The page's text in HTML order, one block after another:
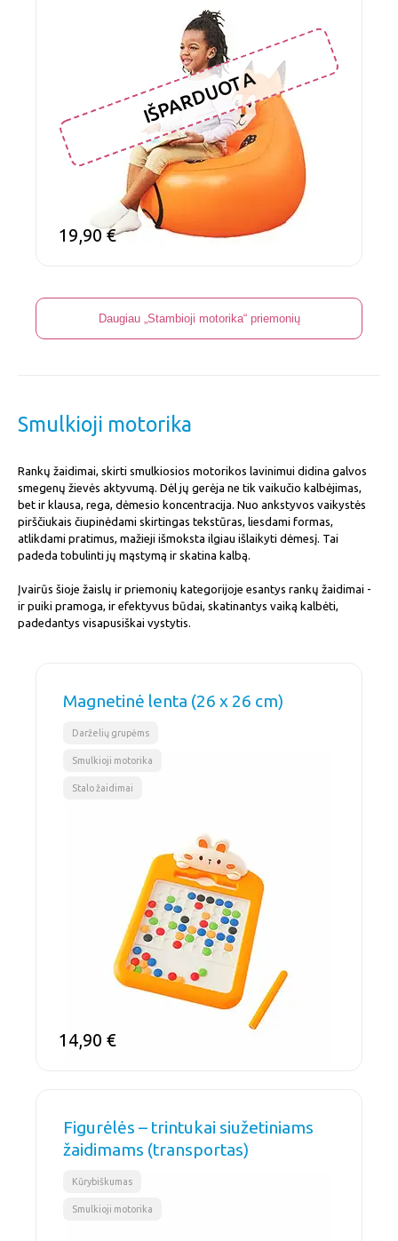
19,90€
IŠPARDUOTA
Daugiau „Stambioji motorika“ priemonių
Smulkioji motorika
Rankų žaidimai, skirti smulkiosios motorikos lavinimui didina galvos
smegenų žievės aktyvumą. Dėl jų gerėja ne tik vaikučio kalbėjimas,
bet ir klausa, rega, dėmesio koncentracija. Nuo ankstyvos vaikystės
pirščiukais čiupinėdami skirtingas tekstūras, liesdami formas,
atlikdami pratimus, mažieji išmoksta ilgiau išlaikyti dėmesį. Tai
padeda tobulinti jų mąstymą ir skatina kalbą.
Įvairūs šioje žaislų ir priemonių kategorijoje esantys rankų žaidimai -
ir puiki pramoga, ir efektyvus būdai, skatinantys vaiką kalbėti,
padedantys visapusiškai vystytis.
Magnetinė lenta (26 x 26 cm)
Darželių grupėms
Smulkioji motorika
Stalo žaidimai
14,90 €
Figurėlės – trintukai siužetiniams
žaidimams (transportas)
Kūrybiškumas
Smulkioji motorika